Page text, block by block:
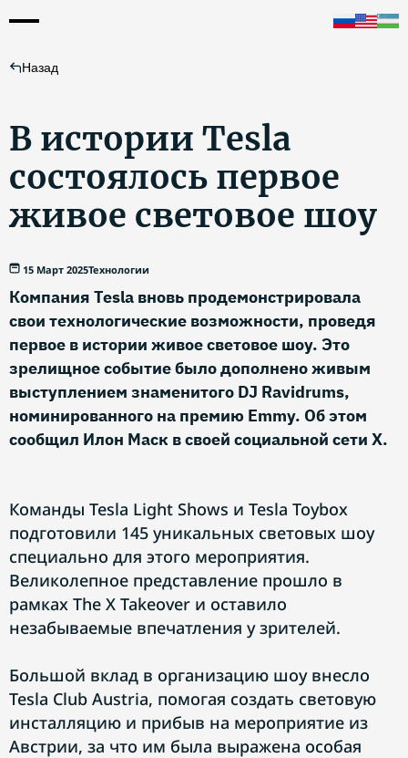
Назад
В истории Tesla
состоялось первое
живое световое шоу
15 Март 2025Технологии
Компания Tesla вновь продемонстрировала
свои технологические возможности, проведя
первое в истории живое световое шоу. Это
зрелищное событие было дополнено живым
выступлением знаменитого DJ Ravidrums,
номинированного на премию Emmy. Об этом
сообщил Илон Маск в своей социальной сети X.
Команды Tesla Light Shows и Tesla Toybox
подготовили 145 уникальных световых шоу
специально для этого мероприятия.
Великолепное представление прошло в
рамках The X Takeover и оставило
незабываемые впечатления у зрителей.
Большой вклад в организацию шоу внесло
Tesla Club Austria, помогая создать световую
инсталляцию и прибыв на мероприятие из
Австрии, за что им была выражена особая